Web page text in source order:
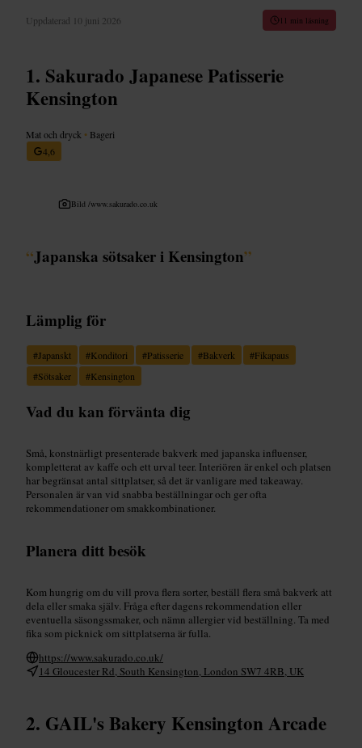
Uppdaterad 10 juni 2026 11 min läsning
Sakurado Japanese Patisserie
Kensington
Mat och dryck • Bageri
4,6
Bild /www.sakurado.co.uk
“Japanska sötsaker i Kensington”
Lämplig för
#Japanskt #Konditori #Patisserie #Bakverk #Fikapaus
#Sötsaker #Kensington
Vad du kan förvänta dig
Små, konstnärligt presenterade bakverk med japanska influenser,
kompletterat av kaffe och ett urval teer. Interiören är enkel och platsen
har begränsat antal sittplatser, så det är vanligare med takeaway.
Personalen är van vid snabba beställningar och ger ofta
rekommendationer om smakkombinationer.
Planera ditt besök
Kom hungrig om du vill prova flera sorter, beställ flera små bakverk att
dela eller smaka själv. Fråga efter dagens rekommendation eller
eventuella säsongssmaker, och nämn allergier vid beställning. Ta med
fika som picknick om sittplatserna är fulla.
https://www.sakurado.co.uk/
14 Gloucester Rd, South Kensington, London SW7 4RB, UK
GAIL's Bakery Kensington Arcade